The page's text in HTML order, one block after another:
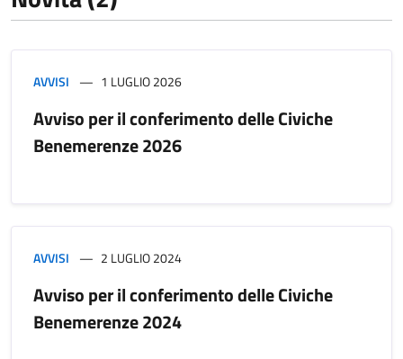
AVVISI 1 LUGLIO 2026
Avviso per il conferimento delle Civiche
Benemerenze 2026
AVVISI 2 LUGLIO 2024
Avviso per il conferimento delle Civiche
Benemerenze 2024